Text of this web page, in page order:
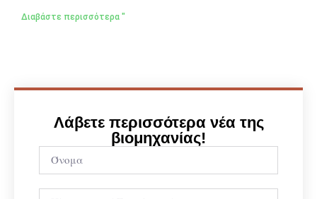
Διαβάστε περισσότερα "
Λάβετε περισσότερα νέα της
βιομηχανίας!